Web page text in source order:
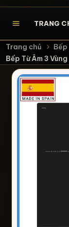
TRANG
Trang chủ
Bếp Từ Âm 3